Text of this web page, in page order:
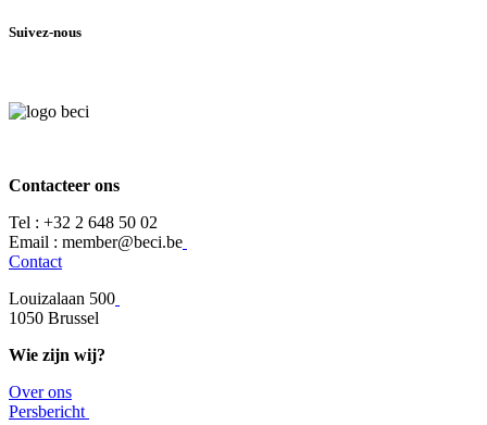
Suivez-nous
Contacteer ons
Tel : +32 2 648 50 02​
​​Email : member@beci.be
Contact
Louizalaan 500
​1050 Brussel
Wie zijn wij?
Over ons
​​Persbericht